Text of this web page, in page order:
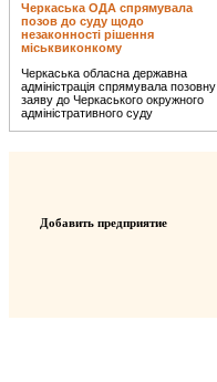
Черкаська ОДА спрямувала
позов до суду щодо
незаконності рішення
міськвиконкому
Черкаська обласна державна
адміністрація спрямувала позовну
заяву до Черкаського окружного
адміністративного суду
Добавить предприятие